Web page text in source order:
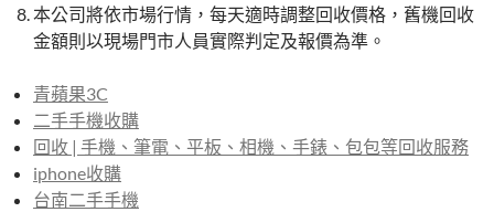
本公司將依市場行情，每天適時調整回收價格，舊機回收
金額則以現場門市人員實際判定及報價為準。
青蘋果3C
二手手機收購
回收 | 手機、筆電、平板、相機、手錶、包包等回收服務
iphone收購
台南二手手機